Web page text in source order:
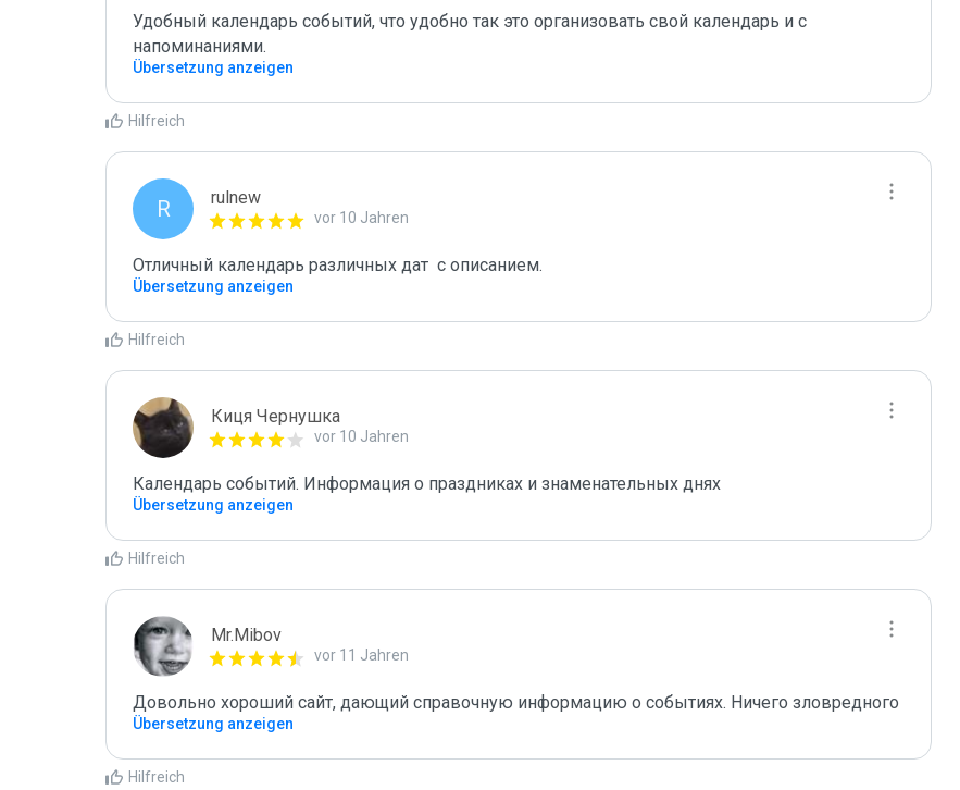
Удобный календарь событий, что удобно так это организовать свой календарь и с
напоминаниями.
Übersetzung anzeigen
Hilfreich
R rulnew
vor 10 Jahren
Отличный календарь различных дат  с описанием.
Übersetzung anzeigen
Hilfreich
Киця Чернушка
vor 10 Jahren
Календарь событий. Информация о праздниках и знаменательных днях
Übersetzung anzeigen
Hilfreich
Mr.Mibov
vor 11 Jahren
Довольно хороший сайт, дающий справочную информацию о событиях. Ничего зловредного
Übersetzung anzeigen
Hilfreich